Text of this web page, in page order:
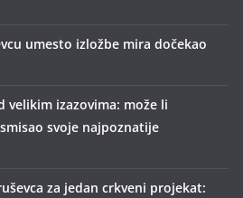
umesto izložbe mira dočekao
velikim izazovima: može li
svoje najpoznatije
za jedan crkveni projekat: